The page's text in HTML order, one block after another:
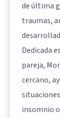
de última
traumas,
Dedicada
pareja,
cercano,
insomnio